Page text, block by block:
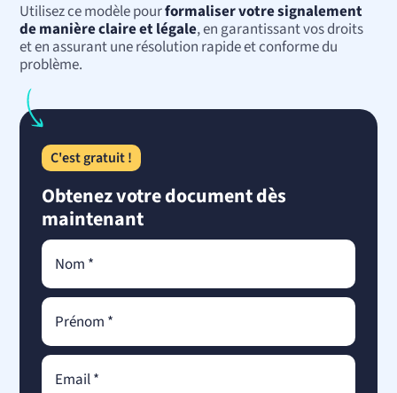
Utilisez ce modèle pourformaliser votre signalement
de manière claire et légale, en garantissant vos droits
et en assurant une résolution rapide et conforme du
problème.
C'est gratuit !
Obtenez votre document dès
maintenant